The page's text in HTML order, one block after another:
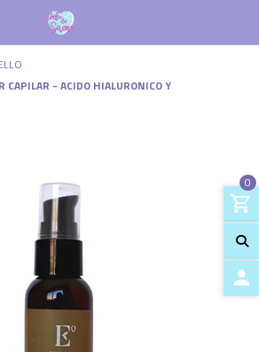
0
CAPILAR - ACIDO HIALURONICO Y